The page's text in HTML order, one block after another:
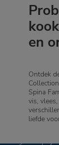
en
Ontdek
Spina
vis,
liefde